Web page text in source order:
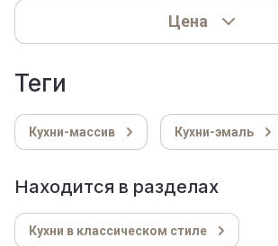
Цена
теги
Кухни-массив Кухни-эмаль
Находится в разделах
Кухни в классическом стиле